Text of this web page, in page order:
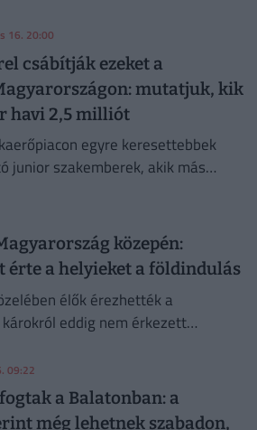
16. 20:00
csábítják ezeket a
mutatjuk, kik
havi 2,5 milliót
egyre keresettebbek
junior szakemberek, akik más
közepén:
érte a helyieket a földindulás
élők érezhették a
eddig nem érkezett
09:22
a Balatonban: a
még lehetnek szabadon,